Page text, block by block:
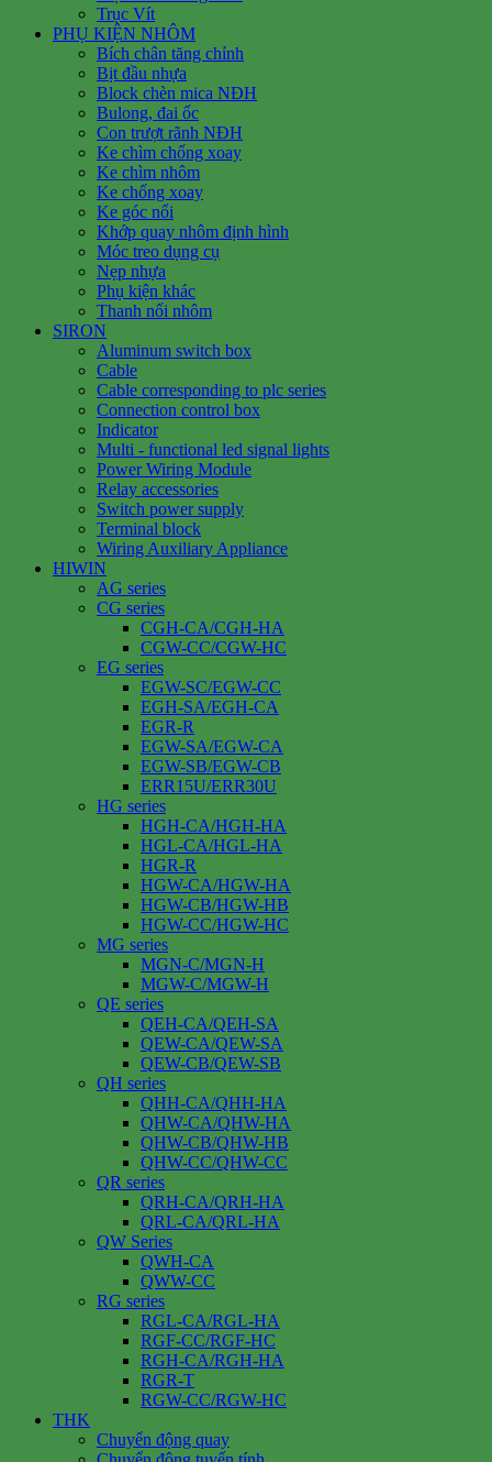
Trục Vít
PHỤ KIỆN NHÔM
Bích chân tăng chỉnh
Bịt đầu nhựa
Block chèn mica NĐH
Bulong, đai ốc
Con trượt rãnh NĐH
Ke chìm chống xoay
Ke chìm nhôm
Ke chống xoay
Ke góc nổi
Khớp quay nhôm định hình
Móc treo dụng cụ
Nẹp nhựa
Phụ kiện khác
Thanh nối nhôm
SIRON
Aluminum switch box
Cable
Cable corresponding to plc series
Connection control box
Indicator
Multi - functional led signal lights
Power Wiring Module
Relay accessories
Switch power supply
Terminal block
Wiring Auxiliary Appliance
HIWIN
AG series
CG series
CGH-CA/CGH-HA
CGW-CC/CGW-HC
EG series
EGW-SC/EGW-CC
EGH-SA/EGH-CA
EGR-R
EGW-SA/EGW-CA
EGW-SB/EGW-CB
ERR15U/ERR30U
HG series
HGH-CA/HGH-HA
HGL-CA/HGL-HA
HGR-R
HGW-CA/HGW-HA
HGW-CB/HGW-HB
HGW-CC/HGW-HC
MG series
MGN-C/MGN-H
MGW-C/MGW-H
QE series
QEH-CA/QEH-SA
QEW-CA/QEW-SA
QEW-CB/QEW-SB
QH series
QHH-CA/QHH-HA
QHW-CA/QHW-HA
QHW-CB/QHW-HB
QHW-CC/QHW-CC
QR series
QRH-CA/QRH-HA
QRL-CA/QRL-HA
QW Series
QWH-CA
QWW-CC
RG series
RGL-CA/RGL-HA
RGF-CC/RGF-HC
RGH-CA/RGH-HA
RGR-T
RGW-CC/RGW-HC
THK
Chuyển động quay